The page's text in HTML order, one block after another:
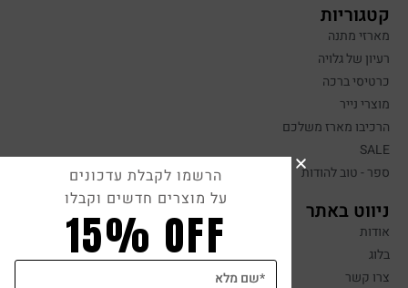
קטגוריות
מארזי מתנה
רעיון של גלויה
כרטיסי ברכה
מוצרי נייר
הרכיבו מארז משלכם
SALE
ספר - טוב להודות
ניווט באתר
אודות
בלוג
צרו קשר
הרשמו לקבלת עדכונים
על מוצרים חדשים וקבלו
15% OFF